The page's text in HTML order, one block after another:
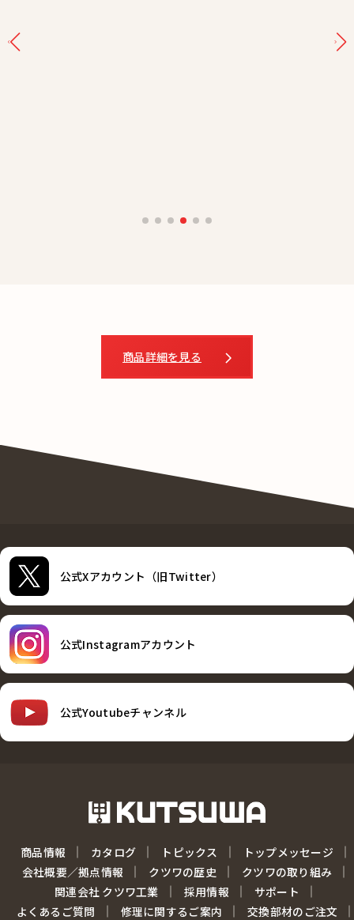
商品詳細を見る
公式Xアカウント（旧Twitter）
公式Instagramアカウント
公式Youtubeチャンネル
商品情報 カタログ トピックス
トップメッセージ
会社概要／拠点情報
クツワの歴史
クツワの取り組み
関連会社 クツワ工業
採用情報
サポート
よくあるご質問
修理に関するご案内
交換部材のご注文